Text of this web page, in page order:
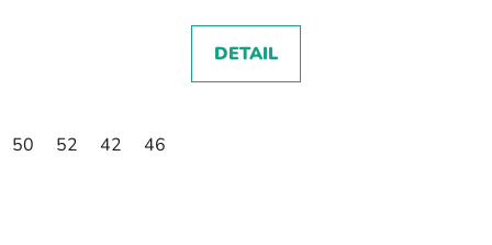
DETAIL
50 52 42 46